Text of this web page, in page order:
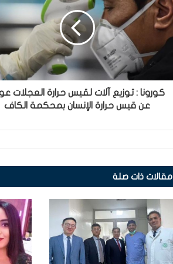
كورونا : توزيع آلات لقيس حرارة العجلات
عن قيس حرارة الإنسان بمحكمة الكاف
مقالات ذات صلة